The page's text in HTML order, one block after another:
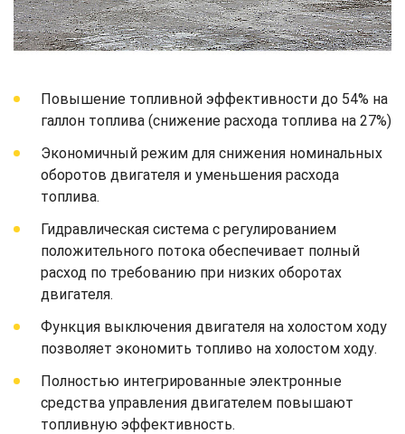
Повышение топливной эффективности до 54% на
галлон топлива (снижение расхода топлива на 27%)
Экономичный режим для снижения номинальных
оборотов двигателя и уменьшения расхода
топлива.
Гидравлическая система с регулированием
положительного потока обеспечивает полный
расход по требованию при низких оборотах
двигателя.
Функция выключения двигателя на холостом ходу
позволяет экономить топливо на холостом ходу.
Полностью интегрированные электронные
средства управления двигателем повышают
топливную эффективность.